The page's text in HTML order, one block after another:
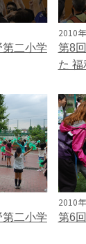
二小学
2010
第8
た 福
二小学
2010
第6